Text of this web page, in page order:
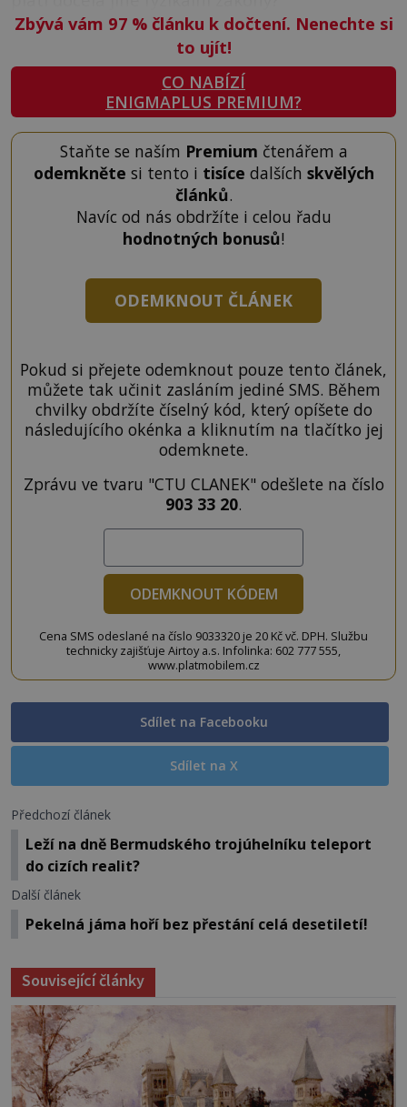
Zbývá vám 97 %článku k dočtení. Nenechte si
to ujít!
CO NABÍZÍ
ENIGMAPLUS PREMIUM?
Staňte se naším Premium čtenářem a
odemkněte si tento i tisíce dalších skvělých
článků.
Navíc od nás obdržíte i celou řadu
hodnotných bonusů!
ODEMKNOUT ČLÁNEK
Pokud si přejete odemknout pouze tento článek,
můžete tak učinit zasláním jediné SMS. Během
chvilky obdržíte číselný kód, který opíšete do
následujícího okénka a kliknutím na tlačítko jej
odemknete.
Zprávu ve tvaru "CTU CLANEK" odešlete na číslo
903 33 20.
ODEMKNOUT KÓDEM
Cena SMS odeslané na číslo 9033320 je 20 Kč vč. DPH. Službu
technicky zajišťuje Airtoy a.s. Infolinka: 602 777 555,
www.platmobilem.cz
Sdílet na Facebooku
Sdílet na X
Předchozí článek
Leží na dně Bermudského trojúhelníku teleport
do cizích realit?
Další článek
Pekelná jáma hoří bez přestání celá desetiletí!
Související články